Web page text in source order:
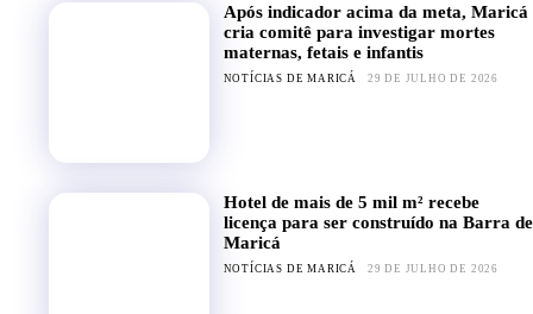
Após indicador acima da meta, Maricá
cria comitê para investigar mortes
maternas, fetais e infantis
NOTÍCIAS DE MARICÁ 29 DE JULHO DE 2026
Hotel de mais de 5 mil m² recebe
licença para ser construído na Barra de
Maricá
NOTÍCIAS DE MARICÁ 29 DE JULHO DE 2026